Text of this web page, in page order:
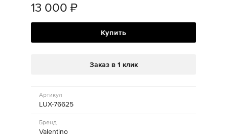
13 000 ₽
Купить
Заказ в 1 клик
Артикул
LUX-76625
Бренд
Valentino